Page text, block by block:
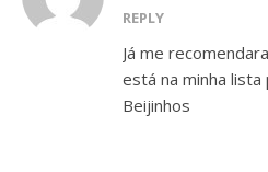
REPLY
Já me
está na minha lista
Beijinhos